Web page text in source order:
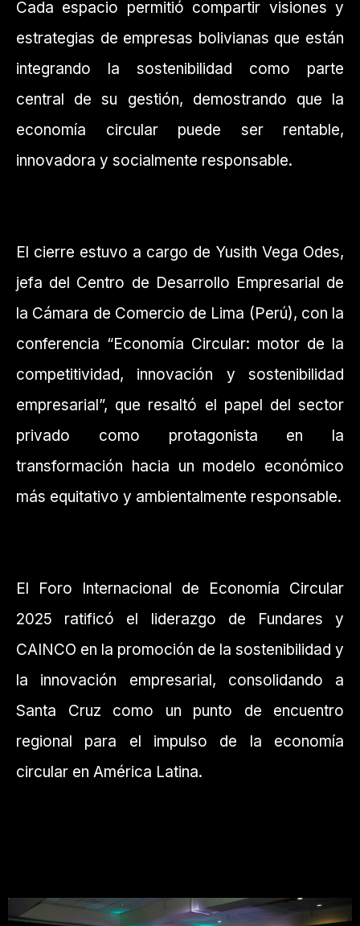
Cada espacio permitió compartir visiones y
estrategias de empresas bolivianas que están
integrando la sostenibilidad como parte
central de su gestión, demostrando que la
economía circular puede ser rentable,
innovadora y socialmente responsable.
El cierre estuvo a cargo de Yusith Vega Odes,
jefa del Centro de Desarrollo Empresarial de
la Cámara de Comercio de Lima (Perú), con la
conferencia “Economía Circular: motor de la
competitividad, innovación y sostenibilidad
empresarial”, que resaltó el papel del sector
privado como protagonista en la
transformación hacia un modelo económico
más equitativo y ambientalmente responsable.
El Foro Internacional de Economía Circular
2025 ratificó el liderazgo de Fundares y
CAINCO en la promoción de la sostenibilidad y
la innovación empresarial, consolidando a
Santa Cruz como un punto de encuentro
regional para el impulso de la economía
circular en América Latina.